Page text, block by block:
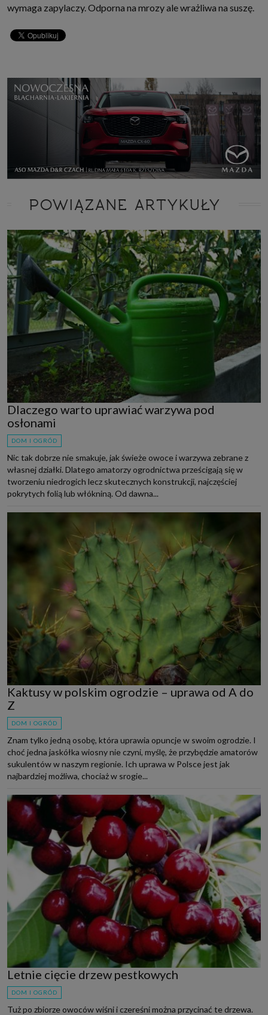
wymaga zapylaczy. Odporna na mrozy ale wrażliwa na suszę.
POWIĄZANE ARTYKUŁY
Dlaczego warto uprawiać warzywa pod
osłonami
DOM I OGRÓD
Nic tak dobrze nie smakuje, jak świeże owoce i warzywa zebrane z
własnej działki. Dlatego amatorzy ogrodnictwa prześcigają się w
tworzeniu niedrogich lecz skutecznych konstrukcji, najczęściej
pokrytych folią lub włókniną. Od dawna...
Kaktusy w polskim ogrodzie – uprawa od A do
Z
DOM I OGRÓD
Znam tylko jedną osobę, która uprawia opuncje w swoim ogrodzie. I
choć jedna jaskółka wiosny nie czyni, myślę, że przybędzie amatorów
sukulentów w naszym regionie. Ich uprawa w Polsce jest jak
najbardziej możliwa, chociaż w srogie...
Letnie cięcie drzew pestkowych
DOM I OGRÓD
Tuż po zbiorze owoców wiśni i czereśni można przycinać te drzewa.